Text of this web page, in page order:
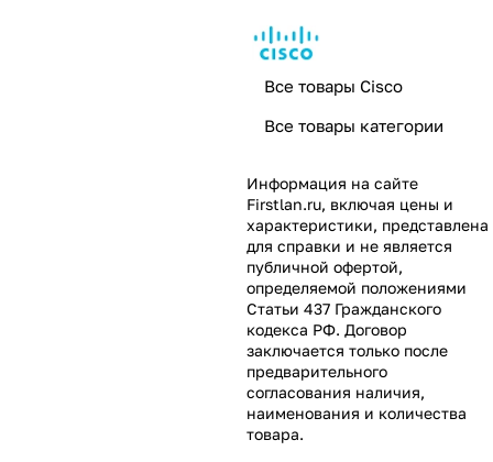
Все товары Cisco
Все товары категории
Информация на сайте
Firstlan.ru, включая цены и
характеристики, представлена
для справки и не является
публичной офертой,
определяемой положениями
Статьи 437 Гражданского
кодекса РФ. Договор
заключается только после
предварительного
согласования наличия,
наименования и количества
товара.